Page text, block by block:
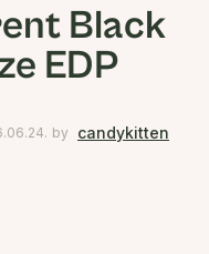
Black
EDP
by candykitten